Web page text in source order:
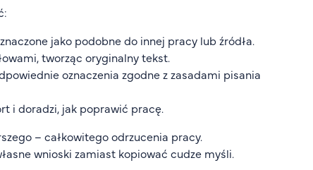
jako podobne do innej pracy lub źródła.
tworząc oryginalny tekst.
oznaczenia zgodne z zasadami pisania
i doradzi, jak poprawić pracę.
– całkowitego odrzucenia pracy.
wnioski zamiast kopiować cudze myśli.